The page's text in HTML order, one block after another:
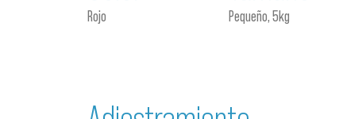
Rojo Pequeño, 5kg